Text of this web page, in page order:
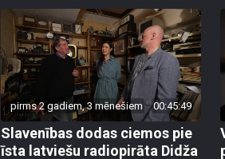
pirms 2 gadiem, 3 mēnešiem 00:45:49
Slavenības dodas ciemos pie
īsta latviešu radiopirāta Didža